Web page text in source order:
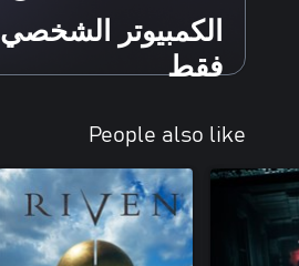
الكمبيوتر الشخصي
فقط
People also like